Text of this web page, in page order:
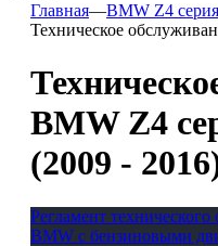
Главная—BMW Z4 серия
Техническое
BMW Z4
(2009 -
Регламент
BMW с бензиновыми